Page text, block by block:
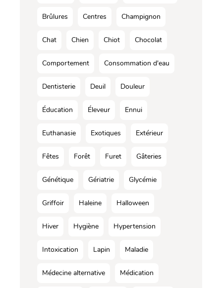
Brûlures Centres Champignon
Chat Chien Chiot Chocolat
Comportement Consommation d'eau
Dentisterie Deuil Douleur
Éducation Éleveur Ennui
Euthanasie Exotiques Extérieur
Fêtes Forêt Furet Gâteries
Génétique Gériatrie Glycémie
Griffoir Haleine Halloween
Hiver Hygiène Hypertension
Intoxication Lapin Maladie
Médecine alternative Médication